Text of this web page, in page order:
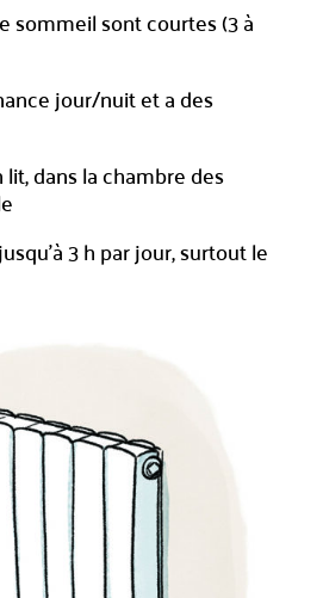
sommeil sont courtes (3 à
jour/nuit et a des
dans la chambre des
3 h par jour, surtout le